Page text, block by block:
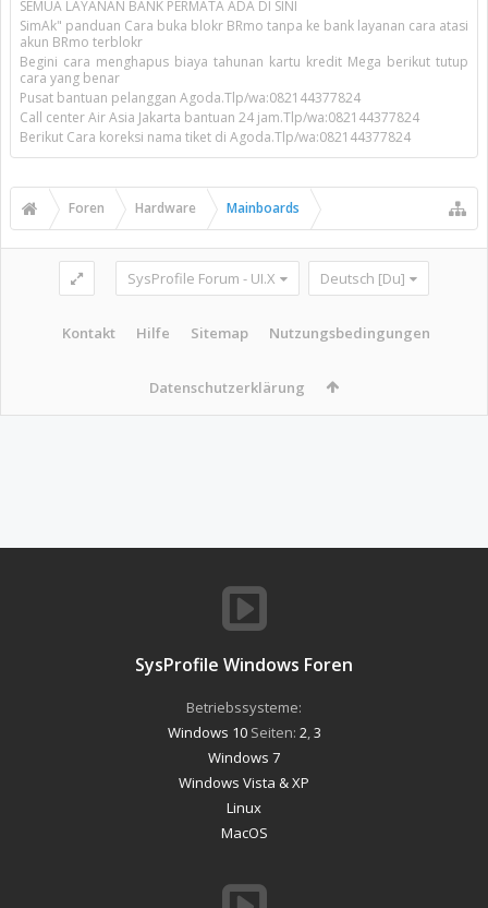
SEMUA LAYANAN BANK PERMATA ADA DI SINI
SimAk" panduan Cara buka blokr BRmo tanpa ke bank layanan cara atasi
akun BRmo terblokr
Begini cara menghapus biaya tahunan kartu kredit Mega berikut tutup
cara yang benar
Pusat bantuan pelanggan Agoda.Tlp/wa:082144377824
Call center Air Asia Jakarta bantuan 24 jam.Tlp/wa:082144377824
Berikut Cara koreksi nama tiket di Agoda.Tlp/wa:082144377824
Foren Hardware Mainboards
SysProfile Forum - UI.X Deutsch [Du]
Kontakt Hilfe Sitemap Nutzungsbedingungen
Datenschutzerklärung
SysProfile Windows Foren
Betriebssysteme:
Windows 10Seiten: 2 3
Windows 7
Windows Vista & XP
Linux
MacOS